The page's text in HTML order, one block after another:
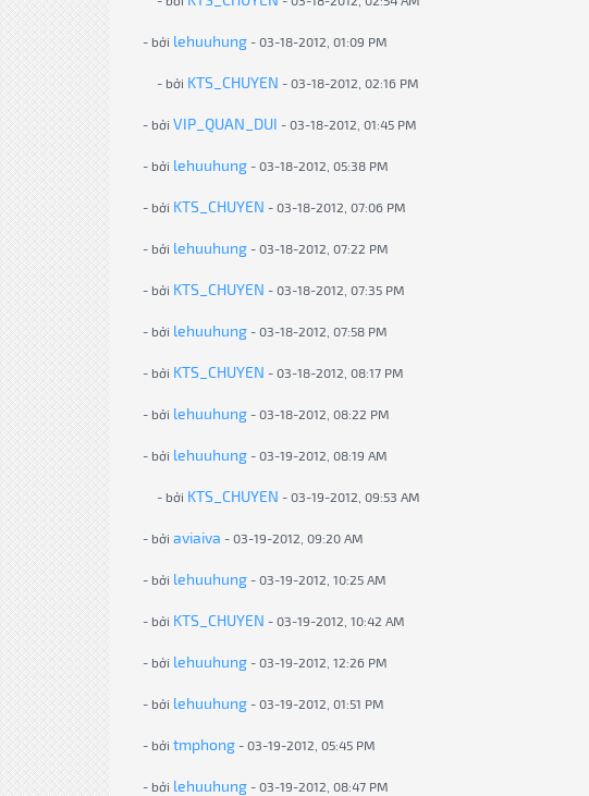
- bởi lehuuhung- 03-18-2012, 01:09 PM
- bởi KTS_CHUYEN - 03-18-2012, 02:16 PM
- bởi VIP_QUAN_DUI - 03-18-2012, 01:45 PM
- bởi lehuuhung- 03-18-2012, 05:38 PM
- bởi KTS_CHUYEN - 03-18-2012, 07:06 PM
- bởi lehuuhung- 03-18-2012, 07:22 PM
- bởi KTS_CHUYEN - 03-18-2012, 07:35 PM
- bởi lehuuhung- 03-18-2012, 07:58 PM
- bởi KTS_CHUYEN - 03-18-2012, 08:17 PM
- bởi lehuuhung- 03-18-2012, 08:22 PM
- bởi lehuuhung- 03-19-2012, 08:19 AM
- bởi KTS_CHUYEN - 03-19-2012, 09:53 AM
- bởi aviaiva - 03-19-2012, 09:20 AM
- bởi lehuuhung- 03-19-2012, 10:25 AM
- bởi KTS_CHUYEN - 03-19-2012, 10:42 AM
- bởi lehuuhung- 03-19-2012, 12:26 PM
- bởi lehuuhung- 03-19-2012, 01:51 PM
- bởi tmphong- 03-19-2012, 05:45 PM
- bởi lehuuhung- 03-19-2012, 08:47 PM